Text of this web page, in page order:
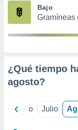
publicidad
Bajo
Gramíneas
¿Qué tiempo
agosto?
Junio Julio